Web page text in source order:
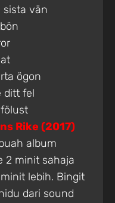
sista vän
ögon
ditt fel
Rike (2017)
album
2 minit sahaja
lebih. Bingit
dari sound